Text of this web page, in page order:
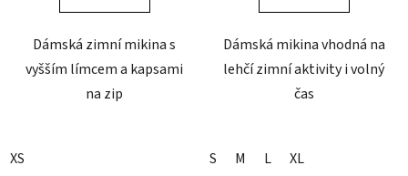
Dámská zimní mikina s
vyšším límcem a kapsami
na zip
XS
Dámská mikina vhodná na
lehčí zimní aktivity i volný
čas
S M L XL